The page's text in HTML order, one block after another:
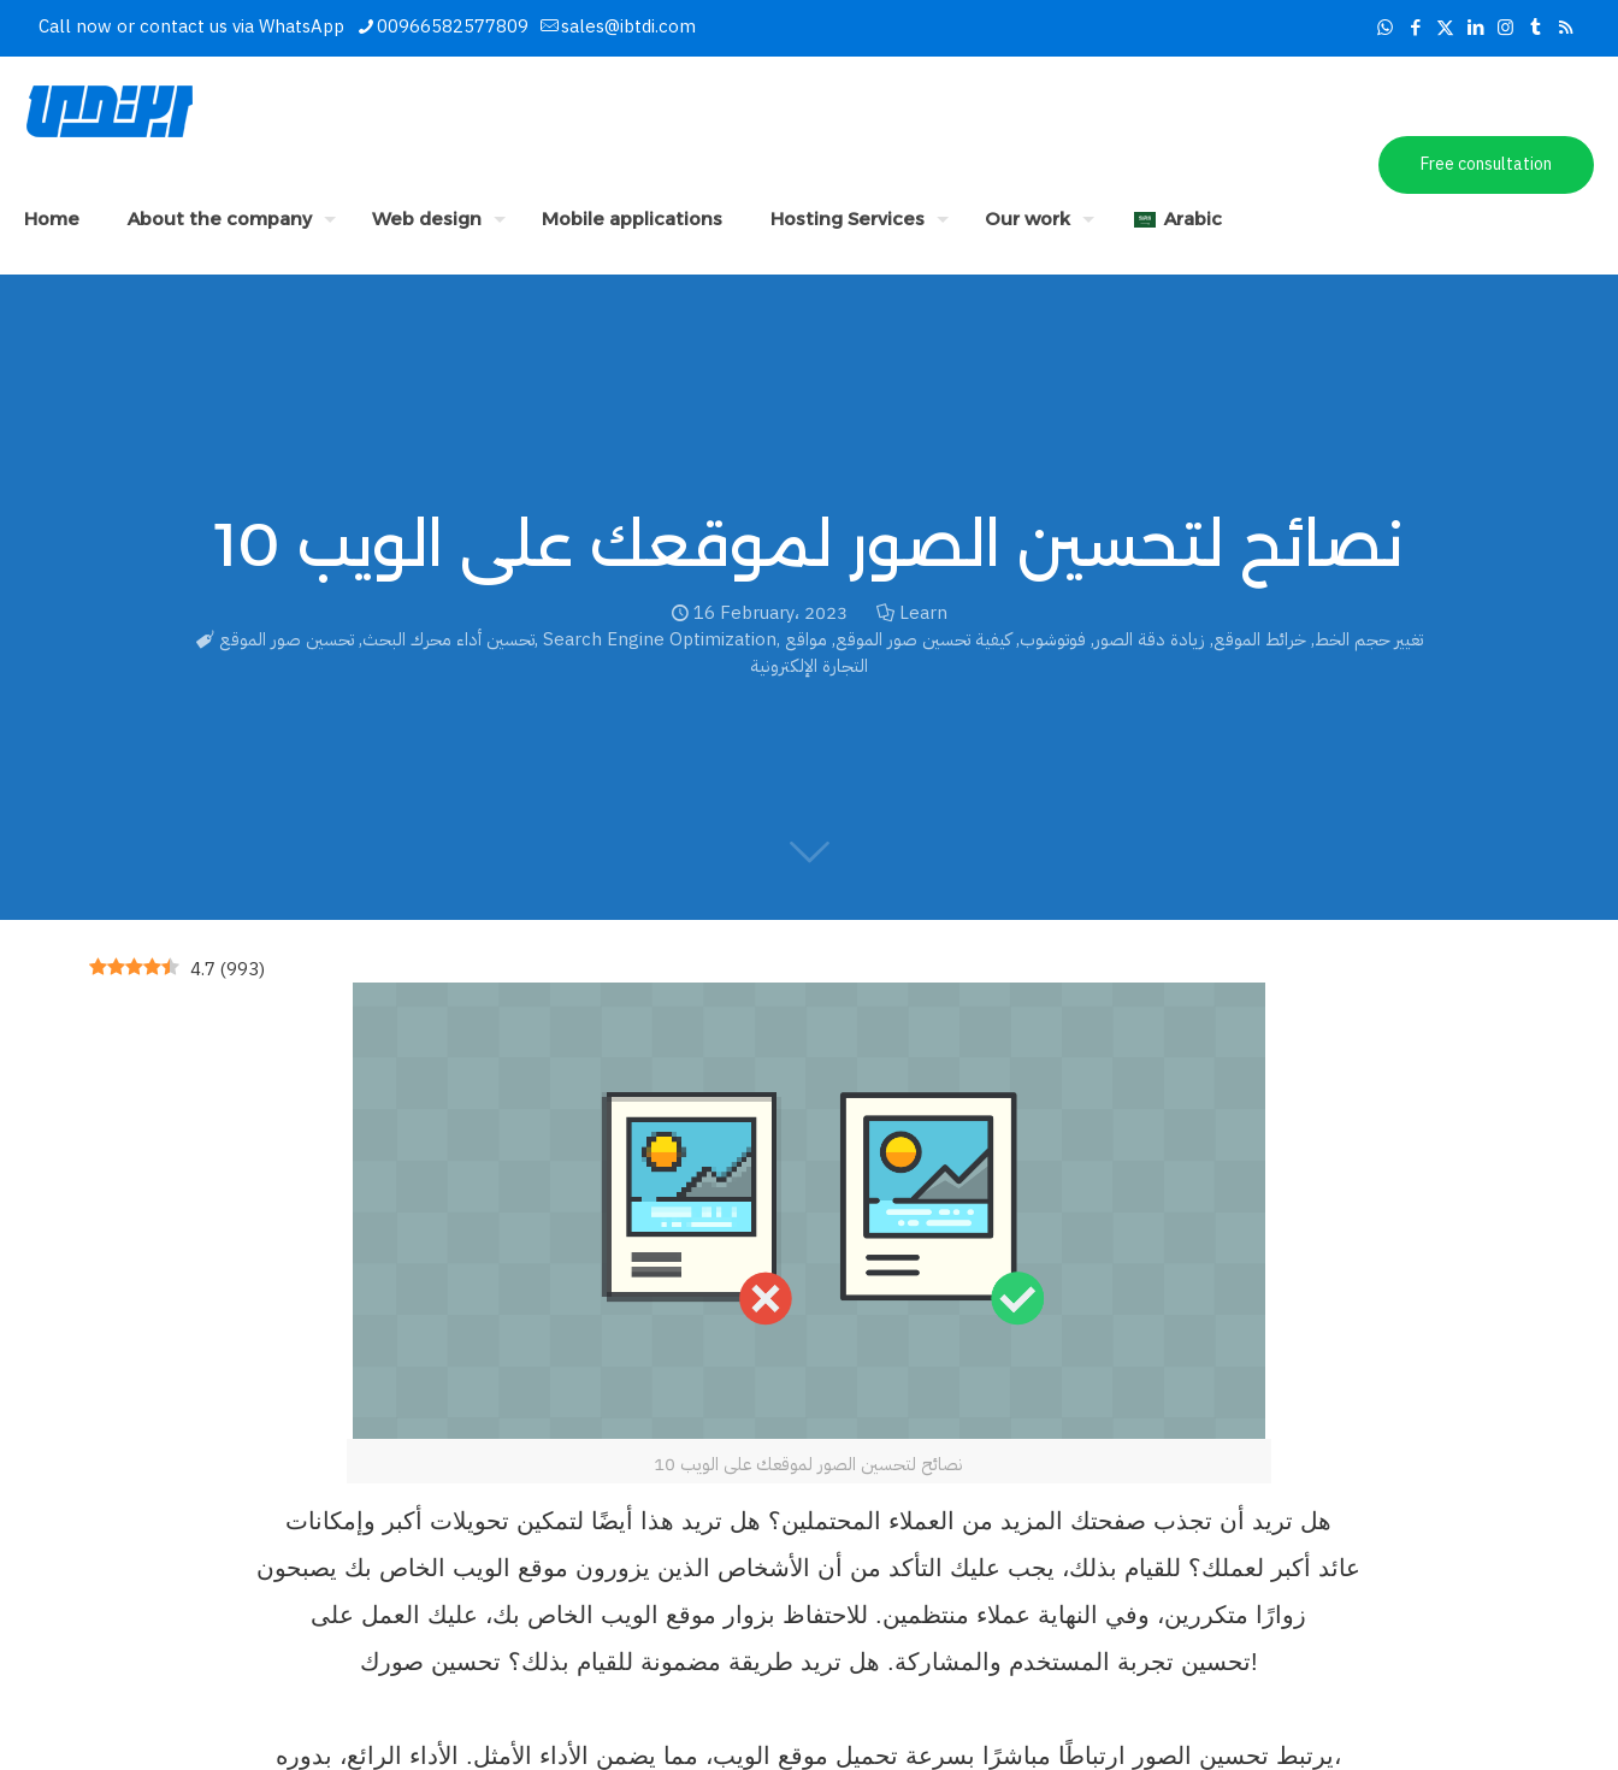
Call now or contact us via WhatsApp 00966582577809 sales@ibtdi.com
Home About the company Web design Mobile applications Hosting Services Our work Arabic
Free consultation
10 نصائح لتحسين الصور لموقعك على الويب
16 February، 2023
Learn
تحسين أداء محرك البحث,تحسين صور الموقع , Search Engine Optimization, تغيير حجم الخط,خرائط الموقع, زيادة دقة الصور, فوتوشوب,كيفية تحسين صور الموقع, مواقع
التجارة الإلكترونية
4.7 (993)
10 نصائح لتحسين الصور لموقعك على الويب
هل تريد أن تجذب صفحتك المزيد من العملاء المحتملين؟ هل تريد هذا أيضًا لتمكين تحويلات أكبر وإمكانات
عائد أكبر لعملك؟ للقيام بذلك، يجب عليك التأكد من أن الأشخاص الذين يزورون موقع الويب الخاص بك يصبحون
زوارًا متكررين، وفي النهاية عملاء منتظمين. للاحتفاظ بزوار موقع الويب الخاص بك، عليك العمل على
تحسين تجربة المستخدم والمشاركة. هل تريد طريقة مضمونة للقيام بذلك؟ تحسين صورك!
يرتبط تحسين الصور ارتباطًا مباشرًا بسرعة تحميل موقع الويب، مما يضمن الأداء الأمثل. الأداء الرائع، بدوره،